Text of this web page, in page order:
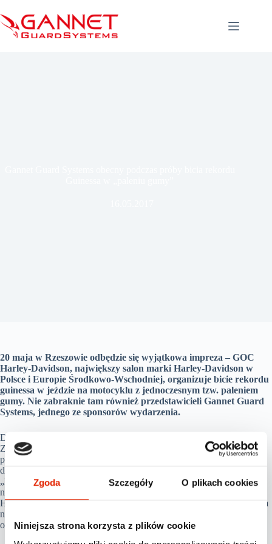
Zgoda Szczegóły O plikach cookies
Niniejsza strona korzysta z plików cookie
do
treści
20 maja w Rzeszowie odbędzie się wyjątkowa impreza – GOC
Harley-Davidson, największy salon marki Harley-Davidson w
Polsce i Europie Środkowo-Wschodniej, organizuje bicie rekordu
guinessa w jeździe na motocyklu z jednoczesnym tzw. paleniem
gumy. Nie zabraknie tam również przedstawicieli Gannet Guard
Systems, jednego ze sponsorów wydarzenia.
Dotychczasowy rekord został ustanowiony rok temu w Stanach
Zjednoczonych i wynosi nieco ponad 2 mile (ok. 3,6 km). Trasa do
pokonania Rzeszowie jest zaplanowana na 3 mile, czyli ok. 5 km. Z
dotychczasowym rekordem zmierzy się pochodzący z Płocka Maciej
„DOP” Bielicki, legenda polskiego stuntu, czyli akrobatycznej jazdy
na motocyklu, i jedyny w kraju stunter wykonującym tricki na
Harley’u. Próba ustanowienia najlepszego wyniku zostanie podjęta na
najnowszym modelu Harley-Davidson Street Rod, którego premiera
odbyła się w marcu 2017 roku.